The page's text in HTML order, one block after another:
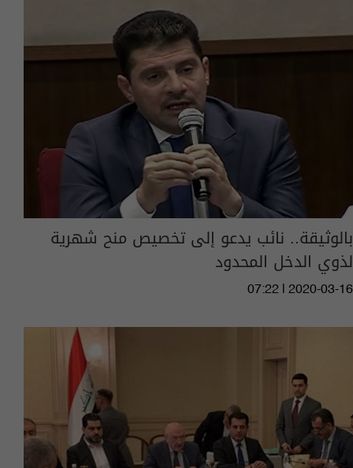
بالوثيقة.. نائب يدعو إلى تخصيص منح شهرية
لذوي الدخل المحدود
07:22 | 2020-03-16